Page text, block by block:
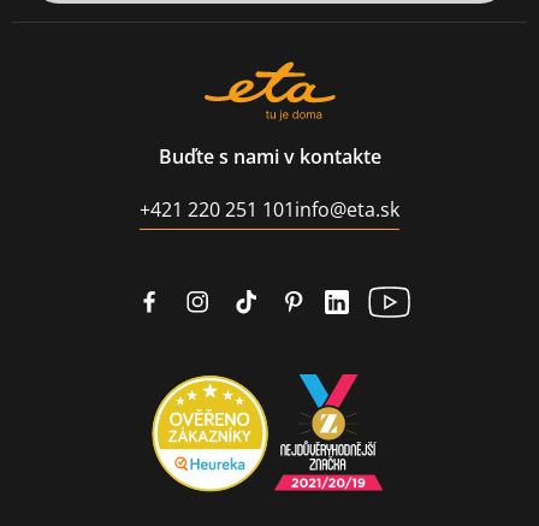
Buďte s nami v kontakte
+421 220 251 101info@eta.sk